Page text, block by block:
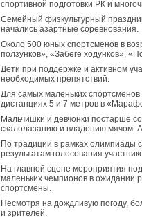
спортивной подготовки РК и
Семейный физкультурный
начались азартные соревнования.
Около 500 юных спортсменов в
ползунков», «Забеге ходунков»,
Дети при поддержке и активном
необходимых препятствий.
Для самых маленьких
дистанциях 5 и 7 метров в
Мальчишки и девчонки постарше
скалолазанию и владению мячом.
По традиции в рамках олимпиады
результатам голосования
На главной сцене мероприятия
маленьких чемпионов в ожидании
спортсмены.
Несмотря на дождливую погоду,
и зрителей.